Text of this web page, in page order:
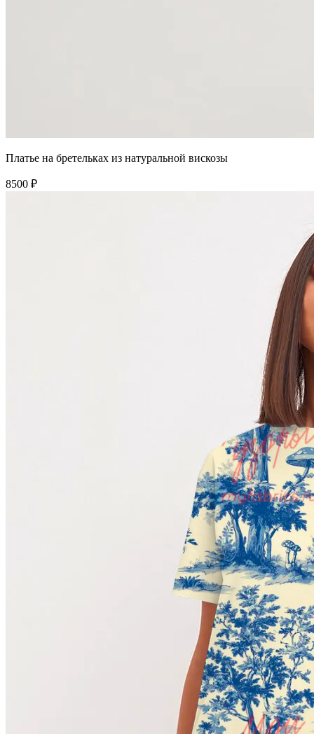
Платье на бретельках из натуральной вискозы
8500 ₽